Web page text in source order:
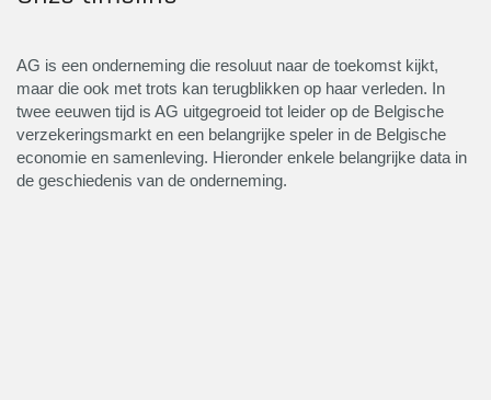
AG is een onderneming die resoluut naar de toekomst kijkt,
maar die ook met trots kan terugblikken op haar verleden. In
twee eeuwen tijd is AG uitgegroeid tot leider op de Belgische
verzekeringsmarkt en een belangrijke speler in de Belgische
economie en samenleving. Hieronder enkele belangrijke data in
de geschiedenis van de onderneming.